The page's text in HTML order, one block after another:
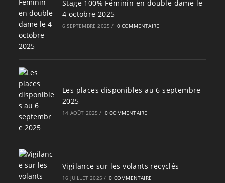
Stage 100% Féminin en double dame le
4 octobre 2025
6 SEPTEMBRE 2025 / 0 COMMENTAIRE
Les places disponibles au 6 septembre
2025
14 AOÛT 2025 / 0 COMMENTAIRE
Vigilance sur les volants recyclés
16 JUILLET 2025 / 0 COMMENTAIRE